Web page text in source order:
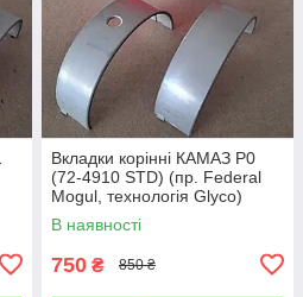
Вкладки корінні КАМАЗ Р0
(72-4910 STD) (пр. Federal
Mogul, технологія Glyco)
7405.1000102 Р0
В наявності
750 ₴ 850 ₴